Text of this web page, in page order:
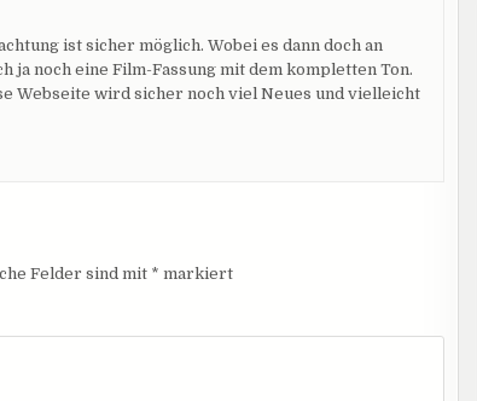
ist sicher möglich. Wobei es dann doch an
noch eine Film-Fassung mit dem kompletten Ton.
Webseite wird sicher noch viel Neues und vielleicht
Felder sind mit * markiert